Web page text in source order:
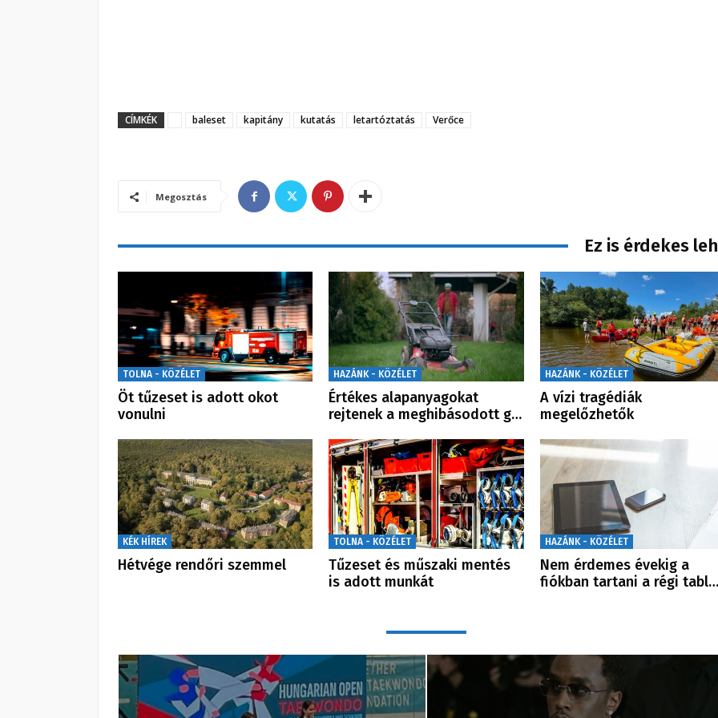
CÍMKÉK baleset kapitány kutatás letartóztatás Verőce
Megosztás
Ez is érdekes
TOLNA - KÖZÉLET
Öt tűzeset is adott okot
vonulni
HAZÁNK - KÖZÉLET
Értékes alapanyagokat
rejtenek a meghibásodott g…
HAZÁNK - KÖZÉLET
A vízi tragédiák
megelőzhetők
KÉK HÍREK
Hétvége rendőri szemmel
TOLNA - KÖZÉLET
Tűzeset és műszaki mentés
is adott munkát
HAZÁNK - KÖZÉLET
Nem érdemes évekig a
fiókban tartani a régi tabl…